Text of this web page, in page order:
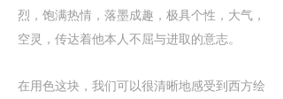
烈，饱满热情，落墨成趣，极具个性，大气，
空灵，传达着他本人不屈与进取的意志。
在用色这块，我们可以很清晰地感受到西方绘